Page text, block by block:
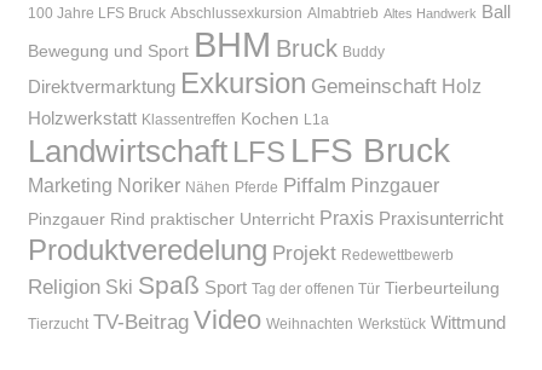
100 Jahre LFS Bruck Abschlussexkursion Almabtrieb Altes Handwerk Ball
Bewegung und Sport BHM Bruck Buddy
Direktvermarktung Exkursion Gemeinschaft Holz
Holzwerkstatt Klassentreffen Kochen L1a
Landwirtschaft LFS LFS Bruck
Marketing Noriker Nähen Pferde Piffalm Pinzgauer
Pinzgauer Rind praktischer Unterricht Praxis Praxisunterricht
Produktveredelung Projekt Redewettbewerb
Religion Ski Spaß Sport Tag der offenen Tür Tierbeurteilung
Tierzucht TV-Beitrag Video Weihnachten Werkstück Wittmund